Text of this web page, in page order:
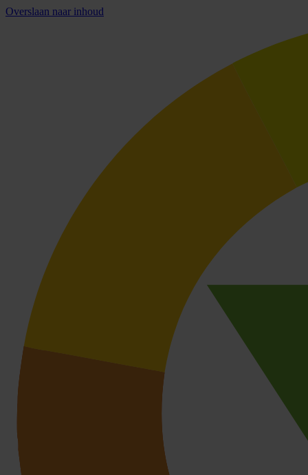
Overslaan naar inhoud